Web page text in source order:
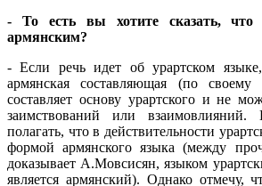
- То есть вы хотите сказать,
армянским?
- Если речь идет об урартском
армянская составляющая (по своему
составляет основу урартского и не
заимствований или взаимовлияний.
полагать, что в действительности
формой армянского языка (между
доказывает А.Мовсисян, языком
является армянский). Однако отмечу,